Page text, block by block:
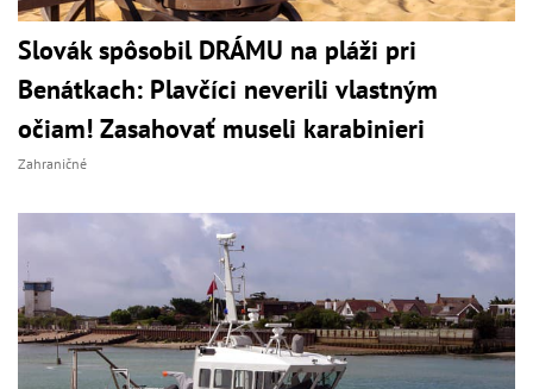
Slovák spôsobil DRÁMU na pláži pri
Benátkach: Plavčíci neverili vlastným
očiam! Zasahovať museli karabinieri
Zahraničné